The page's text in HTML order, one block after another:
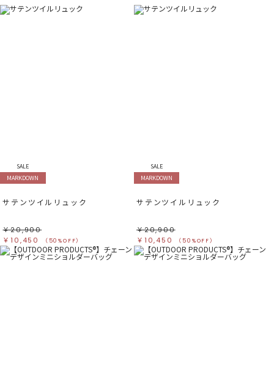
フリーワード
ベージュ
オレンジオレンジ
イエロー
パープル パープル
ミックス ミックス
リセット
売れ筋順
SALE
MARKDOWN
サテンツイルリュック
￥20,900
￥10,450
（50%OFF）
SALE
MARKDOWN
サテンツイルリュック
￥20,900
￥10,450
（50%OFF）